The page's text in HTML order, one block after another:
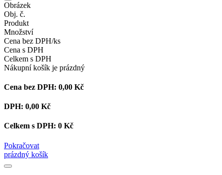
Obrázek
Obj. č.
Produkt
Množství
Cena bez DPH/ks
Cena s DPH
Celkem s DPH
Nákupní košík je prázdný
Cena bez DPH: 0,00 Kč
DPH: 0,00 Kč
Celkem s DPH: 0 Kč
Pokračovat
prázdný košík